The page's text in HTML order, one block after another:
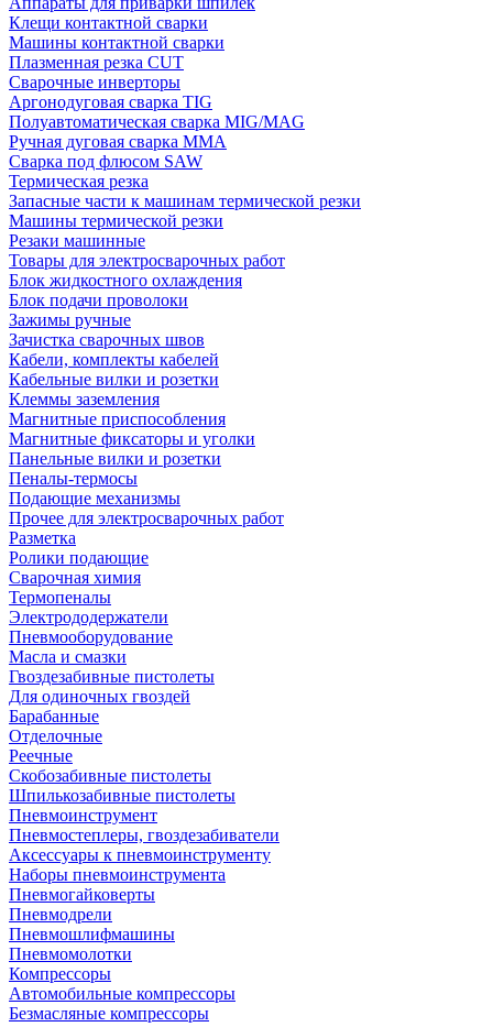
Клещи контактной сварки
Машины контактной сварки
Плазменная резка CUT
Сварочные инверторы
Аргонодуговая сварка TIG
Полуавтоматическая сварка MIG/MAG
Ручная дуговая сварка MMA
Сварка под флюсом SAW
Термическая резка
Запасные части к машинам термической резки
Машины термической резки
Резаки машинные
Товары для электросварочных работ
Блок жидкостного охлаждения
Блок подачи проволоки
Зажимы ручные
Зачистка сварочных швов
Кабели, комплекты кабелей
Кабельные вилки и розетки
Клеммы заземления
Магнитные приспособления
Магнитные фиксаторы и уголки
Панельные вилки и розетки
Пеналы-термосы
Подающие механизмы
Прочее для электросварочных работ
Разметка
Ролики подающие
Сварочная химия
Термопеналы
Электрододержатели
Пневмооборудование
Масла и смазки
Гвоздезабивные пистолеты
Для одиночных гвоздей
Барабанные
Отделочные
Реечные
Скобозабивные пистолеты
Шпилькозабивные пистолеты
Пневмоинструмент
Пневмостеплеры, гвоздезабиватели
Аксессуары к пневмоинструменту
Наборы пневмоинструмента
Пневмогайковерты
Пневмодрели
Пневмошлифмашины
Пневмомолотки
Компрессоры
Автомобильные компрессоры
Безмасляные компрессоры